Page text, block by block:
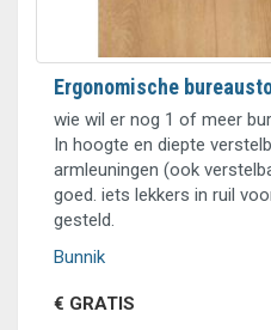
Ergonomische
wie wil er nog 1 of meer
In hoogte en diepte
armleuningen (ook
goed. iets lekkers in ruil
gesteld.
Bunnik
€ GRATIS